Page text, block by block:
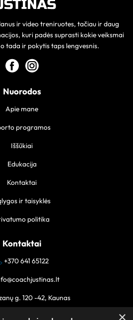
ir video treniruotes, tačiau ir daug
kuri padės suprasti kokie veiksmai
tada ir pokytis taps lengvesnis.
Nuorodos
Apie mane
programos
Iššūkiai
Edukacija
Kontaktai
ir taisyklės
politika
Kontaktai
+370 641 65122
g. 120 -42, Kaunas